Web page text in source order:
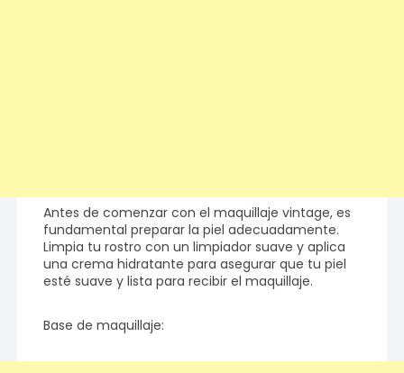
Antes de comenzar con el maquillaje vintage, es
fundamental preparar la piel adecuadamente.
Limpia tu rostro con un limpiador suave y aplica
una crema hidratante para asegurar que tu piel
esté suave y lista para recibir el maquillaje.
Base de maquillaje: